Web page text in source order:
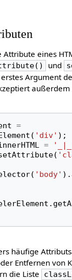
eines
und
Argument
außerdem
=
( 'div' );
=
(
( 'body' ).
.
häufige
Entfernen von
die Liste